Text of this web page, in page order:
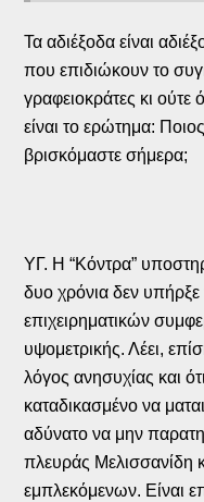
Τα αδιέξοδα είναι
που επιδιώκουν το
γραφειοκράτες κι ούτε
είναι το ερώτημα:
βρισκόμαστε σήμερα;
ΥΓ. Η “Κόντρα”
δυο χρόνια δεν
επιχειρηματικών
υψομετρικής. Λέει,
λόγος ανησυχίας και
καταδικασμένο να
αδύνατο να μην
πλευράς Μελισσανίδη
εμπλεκόμενων. Είναι